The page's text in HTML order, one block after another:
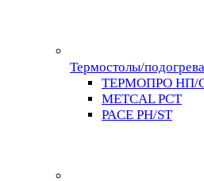
Термостолы/
ТЕРМОПРО НП/
METCAL PCT
PACE PH/ST